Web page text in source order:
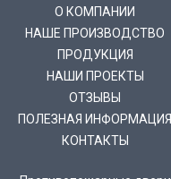
О КОМПАНИИ
НАШЕ ПРОИЗВОДСТВО
ПРОДУКЦИЯ
НАШИ ПРОЕКТЫ
ОТЗЫВЫ
ПОЛЕЗНАЯ ИНФОРМАЦИЯ
КОНТАКТЫ